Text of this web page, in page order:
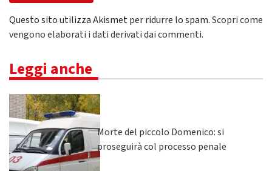
Questo sito utilizza Akismet per ridurre lo spam.Scopri come
vengono elaborati i dati derivati dai commenti.
Leggi anche
Morte del piccolo Domenico: si
proseguirà col processo penale